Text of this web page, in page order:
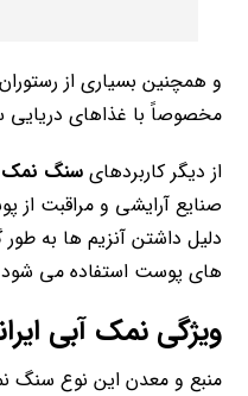
و همچنین بسیاری از
مخصوصاً با غذاهای دریایی
از دیگر کاربردهایسنگ نمک
صنایع آرایشی و مراقبت
دلیل داشتن آنزیم ها به
های پوست استفاده می
ویژگی نمک آبی
منبع و معدن این نوع سنگ